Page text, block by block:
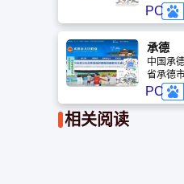
社会公
省福利
场管理
等校区
米，固
有一级
学科硕
位授权
业。学
济学、
历史学
医学、
全的高
PC
承德
中国承
省承德
网上建
站，是
政府机
台；是
重要组
重点工
PC
相关阅读